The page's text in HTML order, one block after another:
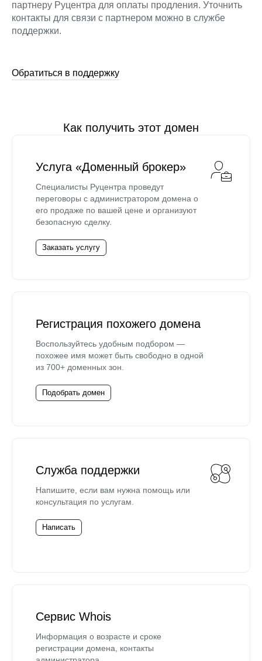
партнеру Руцентра для оплаты продления. Уточнить
контакты для связи с партнером можно в службе
поддержки.
Обратиться в поддержку
Как получить этот домен
Услуга «Доменный брокер»
Специалисты Руцентра проведут
переговоры с администратором домена о
его продаже по вашей цене и организуют
безопасную сделку.
Заказать услугу
Регистрация похожего домена
Воспользуйтесь удобным подбором —
похожее имя может быть свободно в одной
из 700+ доменных зон.
Подобрать домен
Служба поддержки
Напишите, если вам нужна помощь или
консультация по услугам.
Написать
Сервис Whois
Информация о возрасте и сроке
регистрации домена, контакты